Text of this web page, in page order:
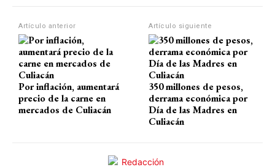
p
k
Artículo anterior
Por inflación, aumentará
precio de la carne en
mercados de Culiacán
Artículo siguiente
350 millones de pesos,
derrama económica por
Día de las Madres en
Culiacán